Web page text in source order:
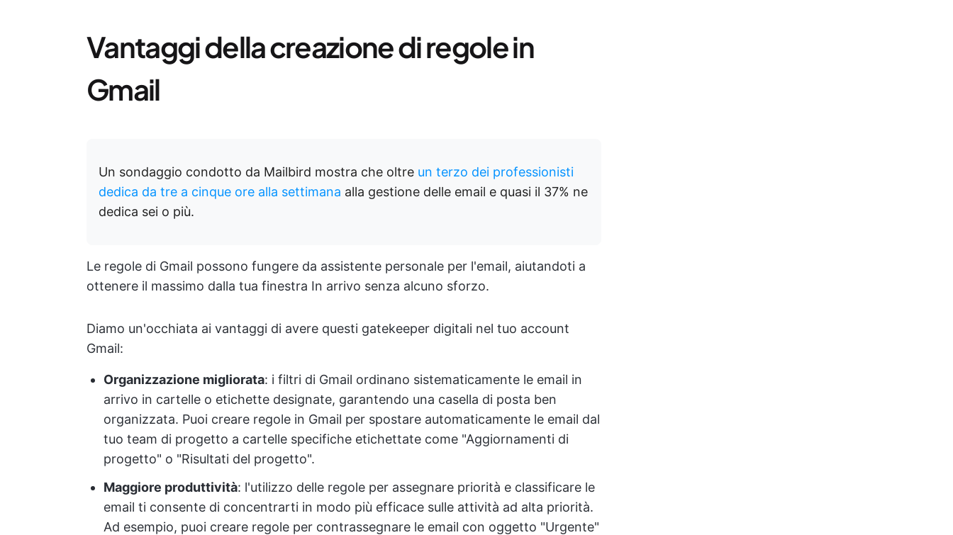
Vantaggi della creazione di regole in
Gmail
Un sondaggio condotto da Mailbird mostra che oltre un terzo dei professionisti
dedica da tre a cinque ore alla settimana alla gestione delle email e quasi il 37% ne
dedica sei o più.
Le regole di Gmail possono fungere da assistente personale per l'email, aiutandoti a
ottenere il massimo dalla tua finestra In arrivo senza alcuno sforzo.
Diamo un'occhiata ai vantaggi di avere questi gatekeeper digitali nel tuo account
Gmail:
Organizzazione migliorata: i filtri di Gmail ordinano sistematicamente le email in
arrivo in cartelle o etichette designate, garantendo una casella di posta ben
organizzata. Puoi creare regole in Gmail per spostare automaticamente le email dal
tuo team di progetto a cartelle specifiche etichettate come "Aggiornamenti di
progetto" o "Risultati del progetto".
Maggiore produttività: l'utilizzo delle regole per assegnare priorità e classificare le
email ti consente di concentrarti in modo più efficace sulle attività ad alta priorità.
Ad esempio, puoi creare regole per contrassegnare le email con oggetto "Urgente"